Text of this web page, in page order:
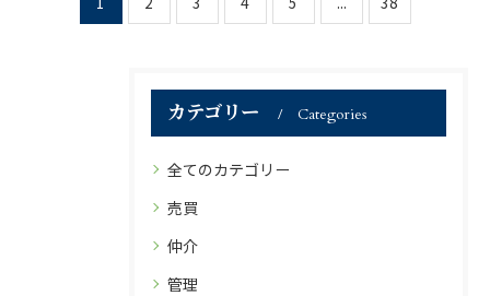
カテゴリー Categories
全てのカテゴリー
売買
仲介
管理